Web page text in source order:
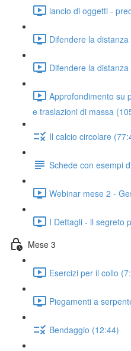
lancio di oggetti -
Difendere la
Difendere la
Approfondimento su
e traslazioni di massa
Il calcio circolare
Schede con esempi
Webinar mese 2 -
I Dettagli - il segreto
Mese 3
Esercizi per il collo
Piegamenti a
Bendaggio (12:44)